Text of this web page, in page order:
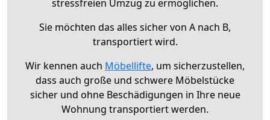
stressfreien Umzug zu ermöglichen.
Sie möchten das alles sicher von A nach B,
transportiert wird.
Wir kennen auch Möbellifte, um sicherzustellen,
dass auch große und schwere Möbelstücke
sicher und ohne Beschädigungen in Ihre neue
Wohnung transportiert werden.